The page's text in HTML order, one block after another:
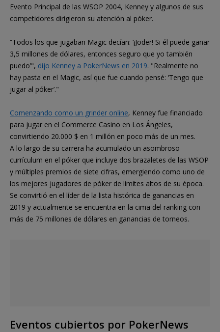
Evento Principal de las WSOP 2004, Kenney y algunos de sus
competidores dirigieron su atención al póker.
“Todos los que jugaban Magic decían: ‘¡Joder! Si él puede ganar
3,5 millones de dólares, entonces seguro que yo también
puedo’", dijo Kenney a PokerNews en 2019. "Realmente no
hay pasta en el Magic, así que fue cuando pensé: ‘Tengo que
jugar al póker’."
Comenzando como un grinder online, Kenney fue financiado
para jugar en el Commerce Casino en Los Ángeles,
convirtiendo 20.000 $ en 1 millón en poco más de un mes.
A lo largo de su carrera ha acumulado un asombroso
currículum en el póker que incluye dos brazaletes de las WSOP
y múltiples premios de siete cifras, emergiendo como uno de
los mejores jugadores de póker de límites altos de su época.
Se convirtió en el líder de la lista histórica de ganancias en
2019 y actualmente se encuentra en la cima del ranking con
más de 75 millones de dólares en ganancias de torneos.
Eventos cubiertos por PokerNews